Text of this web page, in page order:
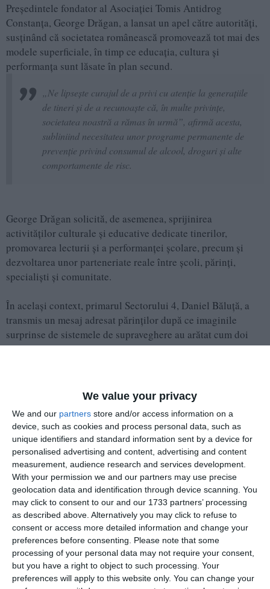
We value your privacy
We and our partners store and/or access information on a
device, such as cookies and process personal data, such as
unique identifiers and standard information sent by a device for
personalised advertising and content, advertising and content
measurement, audience research and services development.
With your permission we and our partners may use precise
geolocation data and identification through device scanning. You
may click to consent to our and our 1733 partners’ processing
as described above. Alternatively you may click to refuse to
consent or access more detailed information and change your
preferences before consenting.
Please note that some
processing of your personal data may not require your consent,
but you have a right to object to such processing. Your
preferences will apply to this website only. You can change your
Președintele fondator al Asociației Tomis Antidrog
Constanța, George Drăgan, a lansat un apel către autorități,
susținând că societatea românească promovează tot mai des
modele superficiale, în timp ce educația, cultura și
performanța sunt lăsate în plan secund.
„Ne lipsește curajul de a privi cu atenție la generațiile
de tineri și de a recunoaște că, în multe privințe,
societatea noastră a rămas în urmă”, afirmă acesta,
subliniind necesitatea unor programe permanente de
prevenție privind consumul de alcool, droguri și alte
comportamente de risc.
George Drăgan solicită, de asemenea, sprijinirea
activităților culturale și educative dedicate tinerilor,
promovarea lecturii și a performanței școlare, precum și
dezvoltarea unor parteneriate reale între școli, părinți,
specialiști și comunitate.
În același context, primarul Sectorului 4, Daniel Băluță, a
transmis un mesaj adresat părinților după ce imaginile
surprinse de sistemele de supraveghere au arătat cum doi
adolescenți se urcă pe autoturisme și aruncă cu pietre,
Edilul a precizat că imaginile au fost predate autorităților
competente și a atras atenția că, pentru daunele produse,
răspunderea legală și financiară poate reveni părinților
minorilor implicați.
„Nu este un incident izolat, ci o manifestare socială
ilegală pe care nu o putem accepta”, a transmis
Daniel Băluță, subliniind că sistemele de
supraveghere instalate în sector au rolul de a
identifica și preveni astfel de acte antisociale.